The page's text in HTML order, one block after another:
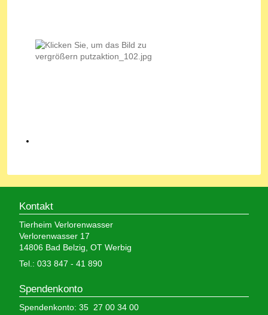
Kontakt
Tierheim Verlorenwasser
Verlorenwasser 17
14806 Bad Belzig, OT Werbig
Tel.: 033 847 - 41 890
Spendenkonto
Spendenkonto: 35 27 00 34 00